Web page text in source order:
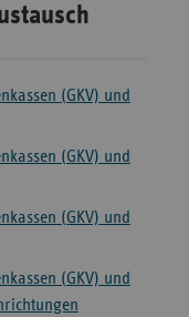
(GKV) und
(GKV) und
(GKV) und
(GKV) und